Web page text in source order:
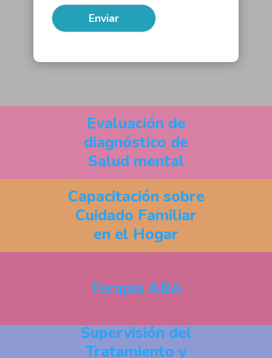
Enviar
Evaluación de
diagnóstico de
Salud mental
Capacitación sobre
Cuidado Familiar
en el Hogar
Terapia ABA
Supervisión del
Tratamiento y